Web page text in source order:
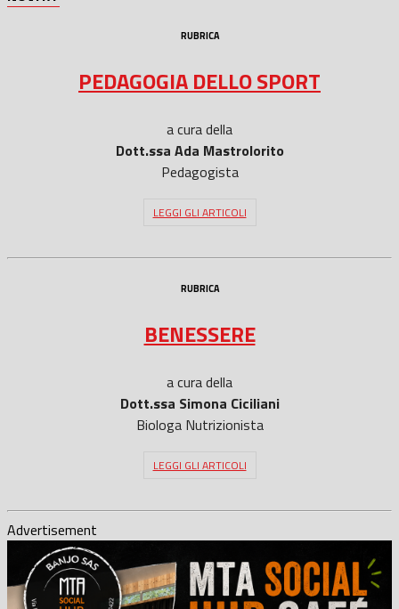
RUBRICA
PEDAGOGIA DELLO SPORT
a cura della
Dott.ssa Ada Mastrolorito
Pedagogista
LEGGI GLI ARTICOLI
RUBRICA
BENESSERE
a cura della
Dott.ssa Simona Ciciliani
Biologa Nutrizionista
LEGGI GLI ARTICOLI
Advertisement